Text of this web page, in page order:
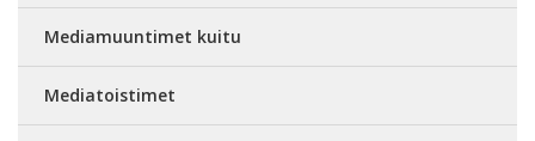
Mediamuuntimet kuitu
Mediatoistimet